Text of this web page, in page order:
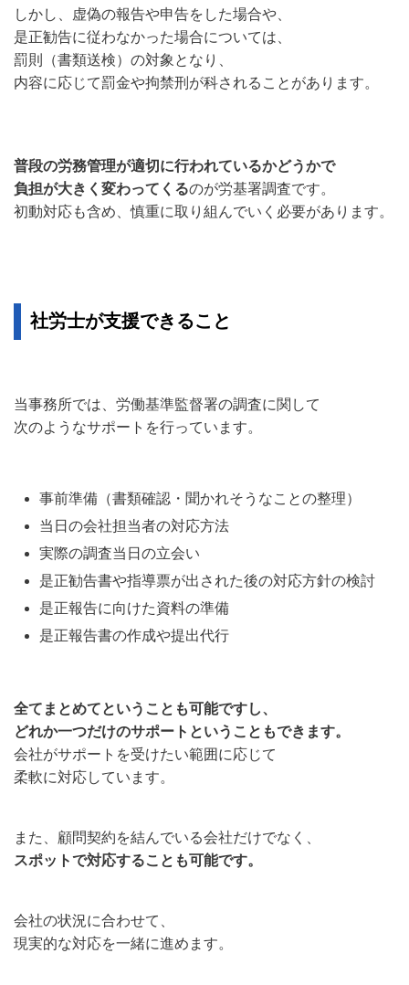
しかし、虚偽の報告や申告をした場合や、
是正勧告に従わなかった場合については、
罰則（書類送検）の対象となり、
内容に応じて罰金や拘禁刑が科されることがあります。
普段の労務管理が適切に行われているかどうかで
負担が大きく変わってくるのが労基署調査です。
初動対応も含め、慎重に取り組んでいく必要があります。
社労士が支援できること
当事務所では、労働基準監督署の調査に関して
次のようなサポートを行っています。
事前準備（書類確認・聞かれそうなことの整理）
当日の会社担当者の対応方法
実際の調査当日の立会い
是正勧告書や指導票が出された後の対応方針の検討
是正報告に向けた資料の準備
是正報告書の作成や提出代行
全てまとめてということも可能ですし、
どれか一つだけのサポートということもできます。
会社がサポートを受けたい範囲に応じて
柔軟に対応しています。
また、顧問契約を結んでいる会社だけでなく、
スポットで対応することも可能です。
会社の状況に合わせて、
現実的な対応を一緒に進めます。